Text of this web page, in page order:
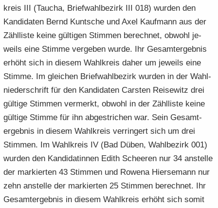
kreis III (Tau­cha, Brief­wahl­be­zirk III 018) wur­den den
Kan­di­da­ten Bernd Kunt­sche und Axel Kauf­mann aus der
Zähl­lis­te keine gül­ti­gen Stim­men be­rech­net, ob­wohl je­
weils eine Stim­me ver­ge­ben wurde. Ihr Ge­samt­ergeb­nis
er­höht sich in die­sem Wahl­kreis daher um je­weils eine
Stim­me. Im glei­chen Brief­wahl­be­zirk wur­den in der Wahl­
nie­der­schrift für den Kan­di­da­ten Cars­ten Rei­se­witz drei
gül­ti­ge Stim­men ver­merkt, ob­wohl in der Zähl­lis­te keine
gül­ti­ge Stim­me für ihn ab­ge­stri­chen war. Sein Ge­samt­
ergeb­nis in die­sem Wahl­kreis ver­rin­gert sich um drei
Stim­men. Im Wahl­kreis IV (Bad Düben, Wahl­be­zirk 001)
wur­den den Kan­di­da­tin­nen Edith Schee­ren nur 34 an­stel­le
der mar­kier­ten 43 Stim­men und Ro­we­na Hier­se­mann nur
zehn an­stel­le der mar­kier­ten 25 Stim­men be­rech­net. Ihr
Ge­samt­ergeb­nis in die­sem Wahl­kreis er­höht sich somit